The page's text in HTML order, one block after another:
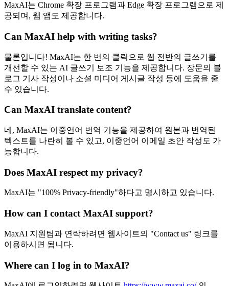
MaxAI는 Chrome 확장 프로그램과 Edge 확장 프로그램으로 제
공되며, 웹 앱도 제공합니다.
Can MaxAI help with writing tasks?
물론입니다! MaxAI는 한 번의 클릭으로 웹 전반의 글쓰기를
개선할 수 있는 AI 글쓰기 보조 기능을 제공합니다. 장문의 블
로그 기사 작성이나 소셜 미디어 게시글 작성 등에 도움을 줄
수 있습니다.
Can MaxAI translate content?
네, MaxAI는 이중언어 번역 기능을 제공하여 원본과 번역된
텍스트를 나란히 볼 수 있고, 이중언어 이메일 초안 작성도 가
능합니다.
Does MaxAI respect my privacy?
MaxAI는 "100% Privacy-friendly"하다고 명시하고 있습니다.
How can I contact MaxAI support?
MaxAI 지원팀과 연락하려면 웹사이트의 "Contact us" 링크를
이용하시면 됩니다.
Where can I log in to MaxAI?